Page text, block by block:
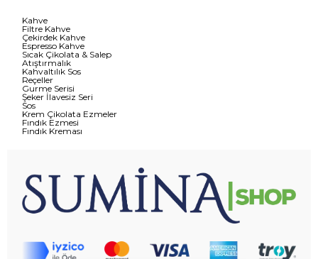
Kahve
Filtre Kahve
Çekirdek Kahve
Espresso Kahve
Sıcak Çikolata & Salep
Atıştırmalık
Kahvaltılık Sos
Reçeller
Gurme Serisi
Şeker İlavesiz Seri
Sos
Krem Çikolata Ezmeler
Fındık Ezmesi
Fındık Kreması